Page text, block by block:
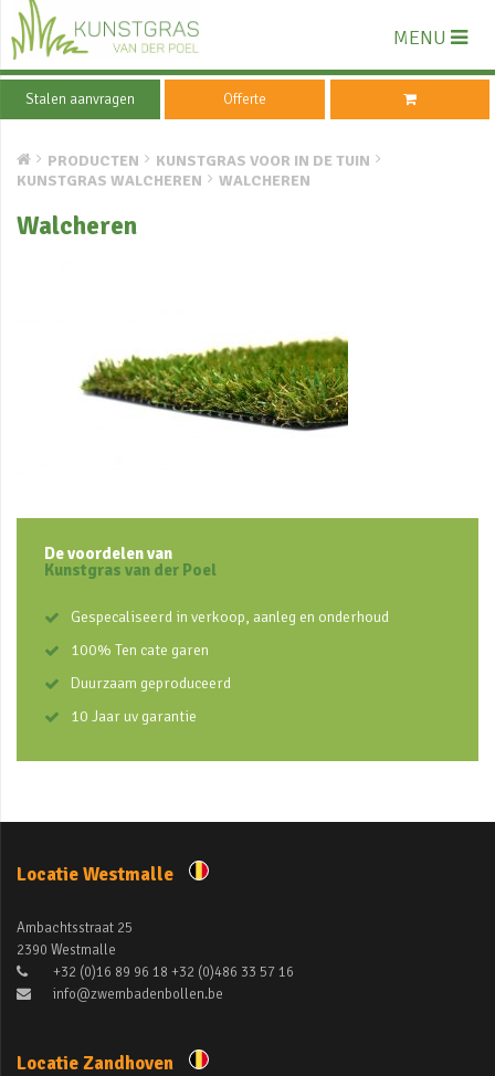
MENU
Stalen aanvragen Offerte
PRODUCTEN
KUNSTGRAS VOOR IN DE TUIN
KUNSTGRAS WALCHEREN
WALCHEREN
Walcheren
De voordelen van
Kunstgras van der Poel
Gespecaliseerd in verkoop, aanleg en onderhoud
100% Ten cate garen
Duurzaam geproduceerd
10 Jaar uv garantie
Locatie Westmalle
Ambachtsstraat 25
2390 Westmalle
+32 (0)16 89 96 18 +32 (0)486 33 57 16
info@zwembadenbollen.be
Locatie Zandhoven